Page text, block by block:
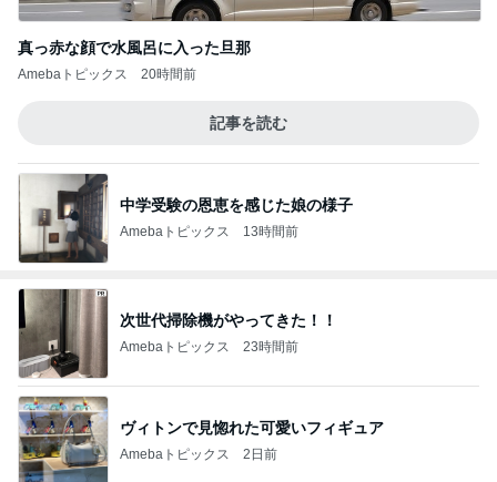
真っ赤な顔で水風呂に入った旦那
Amebaトピックス 20時間前
記事を読む
中学受験の恩恵を感じた娘の様子
Amebaトピックス 13時間前
次世代掃除機がやってきた！！
Amebaトピックス 23時間前
ヴィトンで見惚れた可愛いフィギュア
Amebaトピックス 2日前